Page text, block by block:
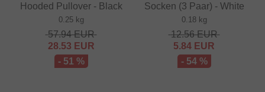
Hooded Pullover - Black
0.25 kg
57.94EUR
28.53 EUR
- 51 %
Socken (3 Paar) - White
0.18 kg
12.56EUR
5.84 EUR
- 54 %